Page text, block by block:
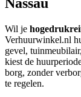
Wil je
Verhuurwinkel.nl
gevel,
kiest de
borg, zonder
te regelen.